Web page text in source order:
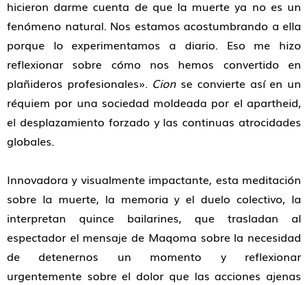
hicieron darme cuenta de que la muerte ya no es un
fenómeno natural. Nos estamos acostumbrando a ella
porque lo experimentamos a diario. Eso me hizo
reflexionar sobre cómo nos hemos convertido en
plañideros profesionales». Cion se convierte así en un
réquiem por una sociedad moldeada por el apartheid,
el desplazamiento forzado y las continuas atrocidades
globales.
Innovadora y visualmente impactante, esta meditación
sobre la muerte, la memoria y el duelo colectivo, la
interpretan quince bailarines, que trasladan al
espectador el mensaje de Maqoma sobre la necesidad
de detenernos un momento y reflexionar
urgentemente sobre el dolor que las acciones ajenas